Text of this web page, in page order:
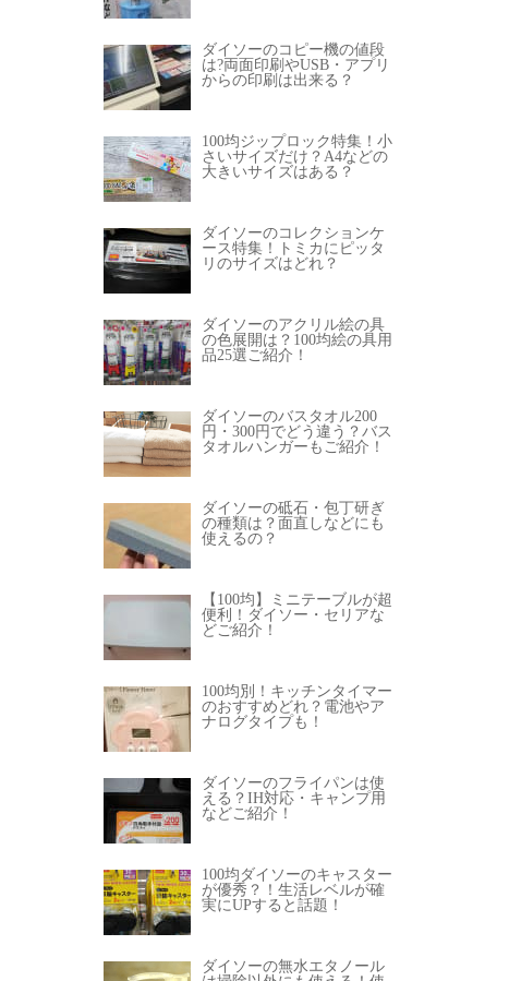
ダイソーのコピー機の値段
は?両面印刷やUSB・アプリ
からの印刷は出来る？
100均ジップロック特集！小
さいサイズだけ？A4などの
大きいサイズはある？
ダイソーのコレクションケ
ース特集！トミカにピッタ
リのサイズはどれ？
ダイソーのアクリル絵の具
の色展開は？100均絵の具用
品25選ご紹介！
ダイソーのバスタオル200
円・300円でどう違う？バス
タオルハンガーもご紹介！
ダイソーの砥石・包丁研ぎ
の種類は？面直しなどにも
使えるの？
【100均】ミニテーブルが超
便利！ダイソー・セリアな
どご紹介！
100均別！キッチンタイマー
のおすすめどれ？電池やア
ナログタイプも！
ダイソーのフライパンは使
える？IH対応・キャンプ用
などご紹介！
100均ダイソーのキャスター
が優秀？！生活レベルが確
実にUPすると話題！
ダイソーの無水エタノール